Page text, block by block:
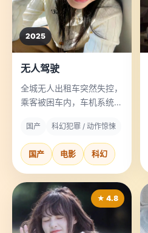
2025
无人驾驶
全城无人出租车突然失控，
乘客被困车内，车机系统开
音。
国产 科幻犯罪 / 动作惊悚
国产 电影 科幻
★ 4.8